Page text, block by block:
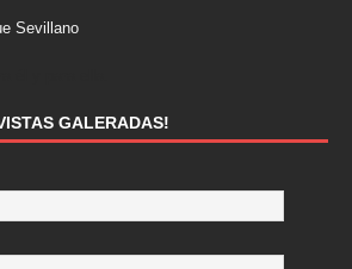
Sevillano
GALERADAS!